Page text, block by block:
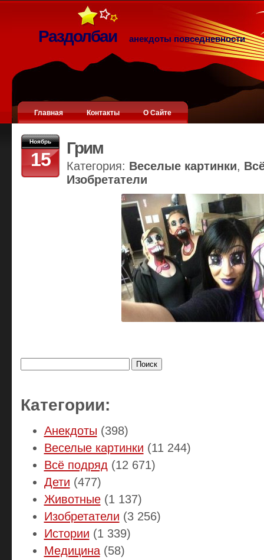
Раздолбаи анекдоты повседневности
Главная Контакты О Сайте
Ноябрь
15
Грим
Категория: Веселые картинки,
Изобретатели
Категории:
Анекдоты (398)
Веселые картинки (11 244)
Всё подряд (12 671)
Дети (477)
Животные(1 137)
Изобретатели (3 256)
Истории (1 339)
Медицина(58)